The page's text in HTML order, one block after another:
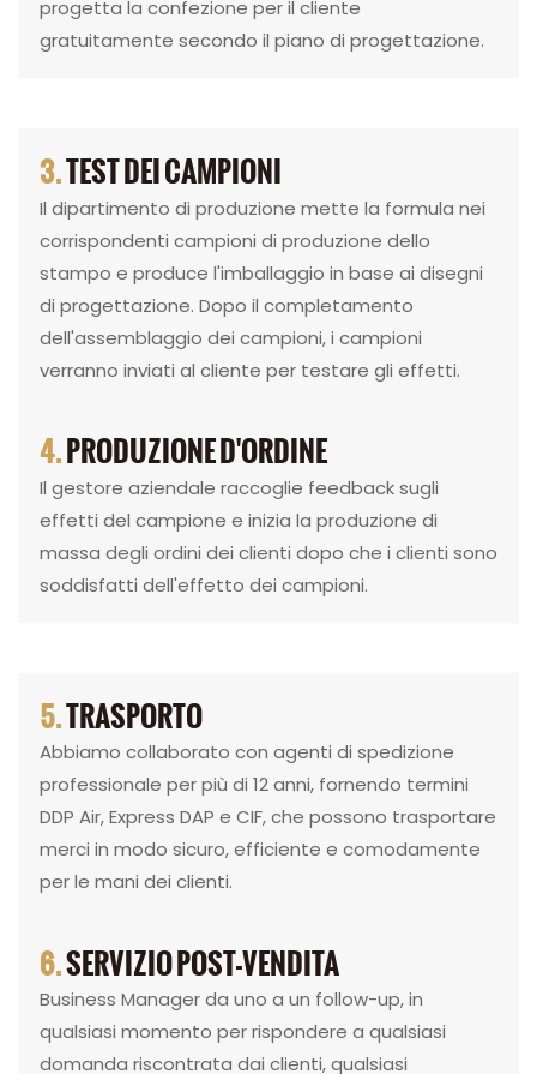
progetta la confezione per il cliente
gratuitamente secondo il piano di progettazione.
3.TEST DEI CAMPIONI
Il dipartimento di produzione mette la formula nei
corrispondenti campioni di produzione dello
stampo e produce l'imballaggio in base ai disegni
di progettazione. Dopo il completamento
dell'assemblaggio dei campioni, i campioni
verranno inviati al cliente per testare gli effetti.
4.PRODUZIONE D'ORDINE
Il gestore aziendale raccoglie feedback sugli
effetti del campione e inizia la produzione di
massa degli ordini dei clienti dopo che i clienti sono
soddisfatti dell'effetto dei campioni.
5.TRASPORTO
Abbiamo collaborato con agenti di spedizione
professionale per più di 12 anni, fornendo termini
DDP Air, Express DAP e CIF, che possono trasportare
merci in modo sicuro, efficiente e comodamente
per le mani dei clienti.
6.SERVIZIO POST-VENDITA
Business Manager da uno a un follow-up, in
qualsiasi momento per rispondere a qualsiasi
domanda riscontrata dai clienti, qualsiasi